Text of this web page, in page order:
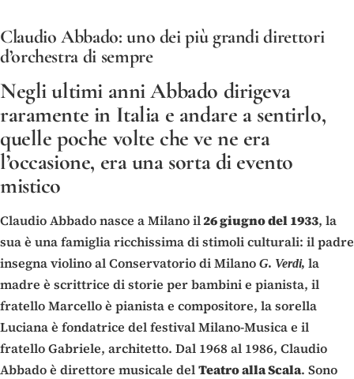
Claudio Abbado: uno dei più grandi direttori
d’orchestra di sempre
Negli ultimi anni Abbado dirigeva
raramente in Italia e andare a sentirlo,
quelle poche volte che ve ne era
l’occasione, era una sorta di evento
mistico
Claudio Abbado nasce a Milano il26 giugno del 1933, la
sua è una famiglia ricchissima di stimoli culturali: il padre
insegna violino al Conservatorio di Milano G. Verdi, la
madre è scrittrice di storie per bambini e pianista, il
fratello Marcello è pianista e compositore, la sorella
Luciana è fondatrice del festival Milano-Musica e il
fratello Gabriele, architetto. Dal 1968 al 1986, Claudio
Abbado è direttore musicale delTeatro alla Scala. Sono